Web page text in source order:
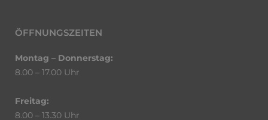
ÖFFNUNGSZEITEN
Montag – Donnerstag:
8.00 – 17.00 Uhr
Freitag:
8.00 – 13.30 Uhr